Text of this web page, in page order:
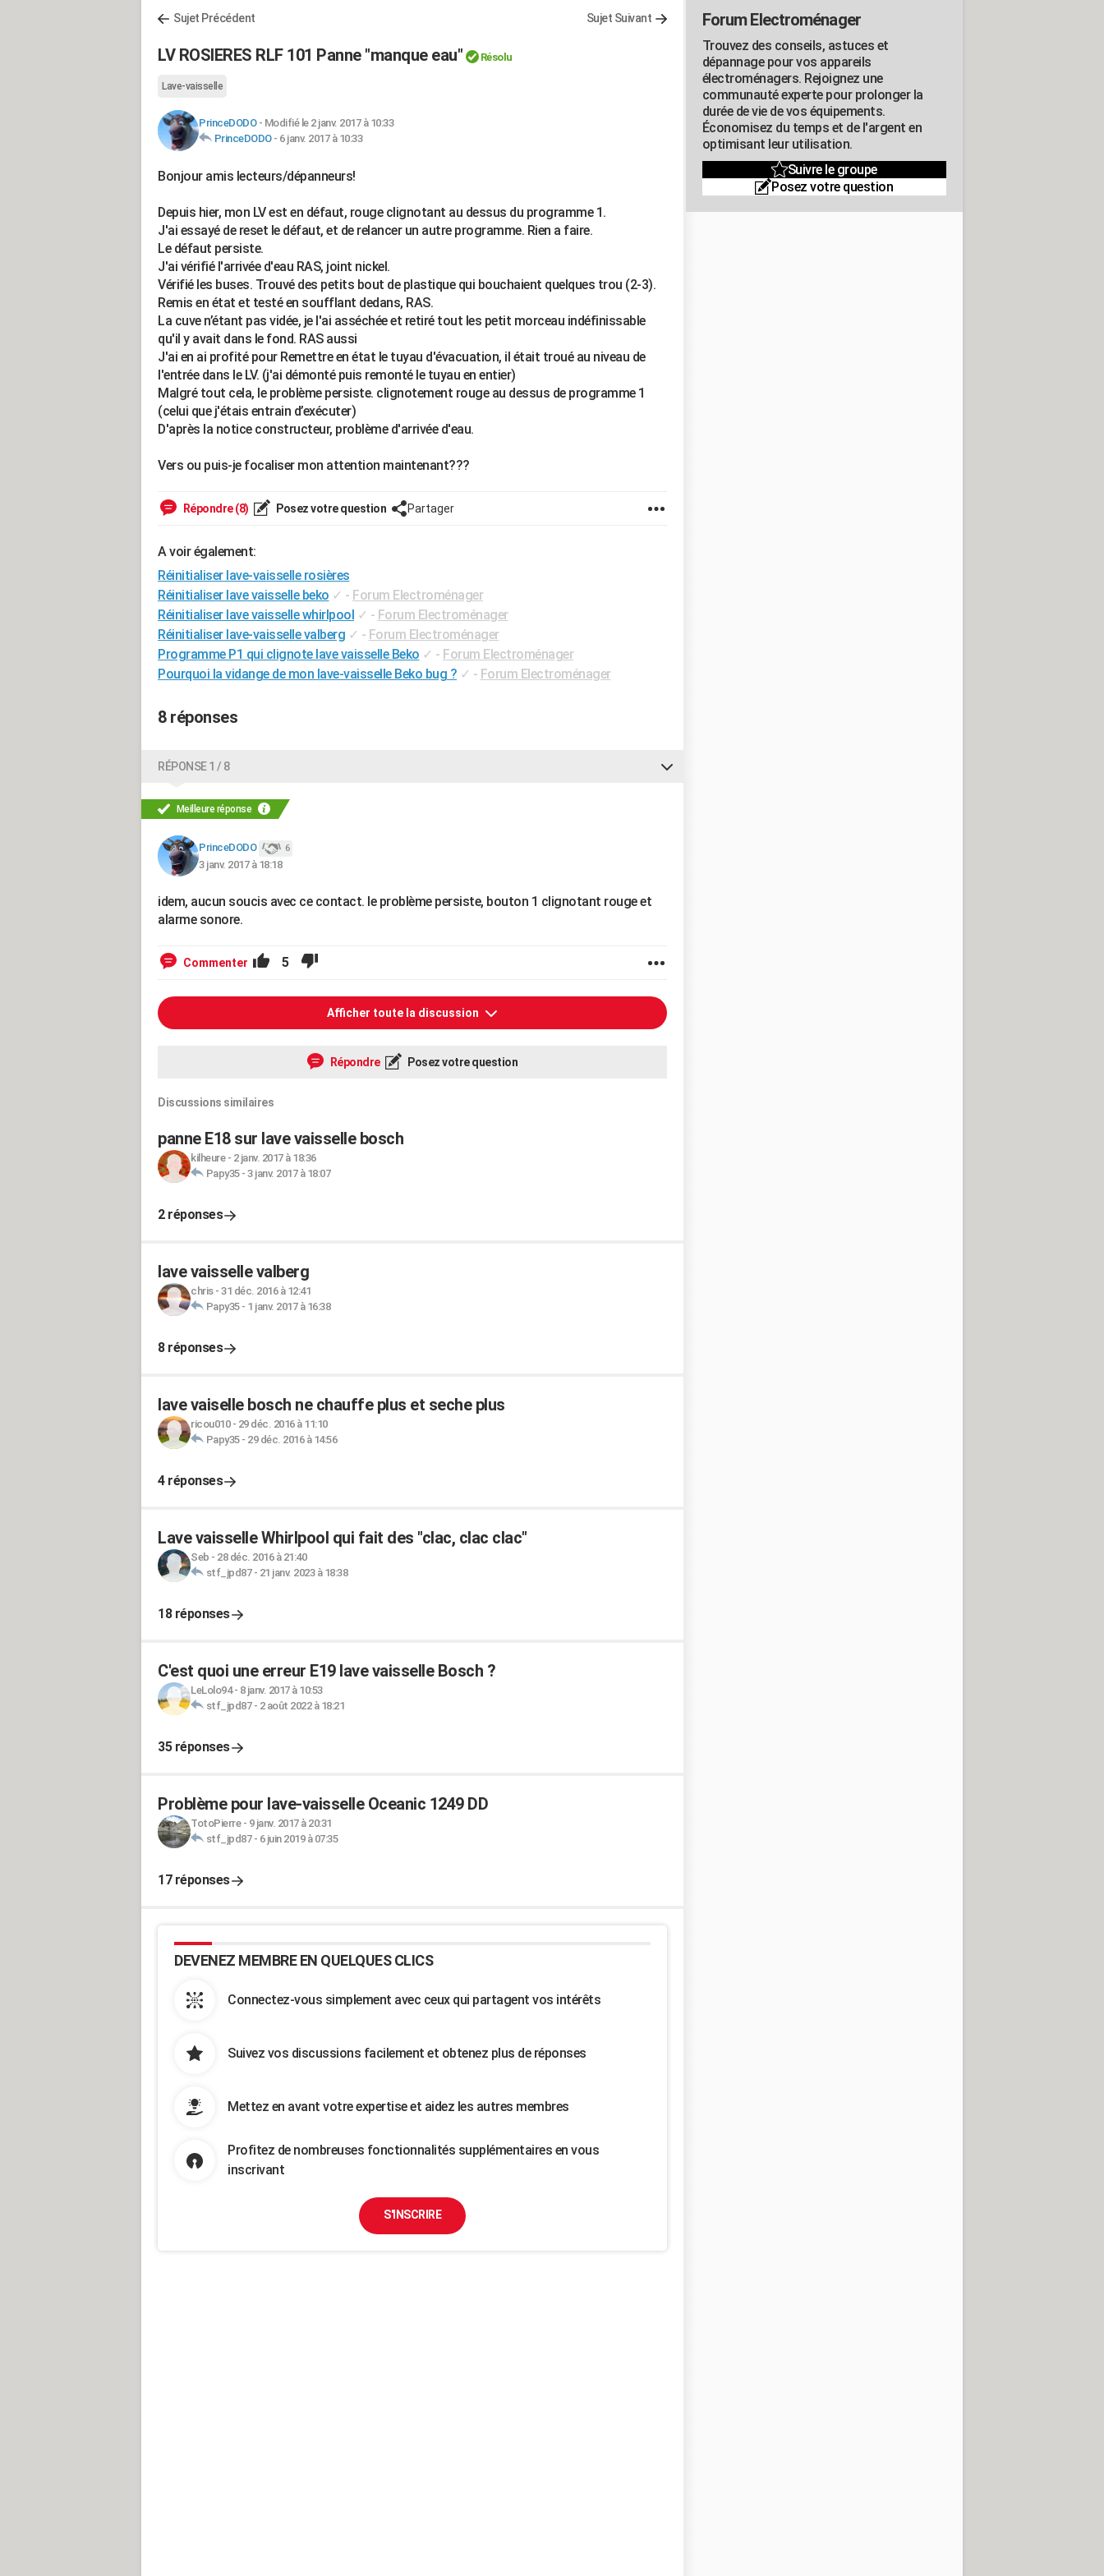
Sujet Précédent Sujet Suivant
LV ROSIERES RLF 101 Panne "manque eau" Résolu
Lave-vaisselle
PrinceDODO- Modifié le 2 janv. 2017 à 10:33
PrinceDODO- 6 janv. 2017 à 10:33
Bonjour amis lecteurs/dépanneurs!
Depuis hier, mon LV est en défaut, rouge clignotant au dessus du programme 1.
J'ai essayé de reset le défaut, et de relancer un autre programme. Rien a faire.
Le défaut persiste.
J'ai vérifié l'arrivée d'eau RAS, joint nickel.
Vérifié les buses. Trouvé des petits bout de plastique qui bouchaient quelques trou (2-3).
Remis en état et testé en soufflant dedans, RAS.
La cuve n’étant pas vidée, je l'ai asséchée et retiré tout les petit morceau indéfinissable
qu'il y avait dans le fond. RAS aussi
J'ai en ai profité pour Remettre en état le tuyau d'évacuation, il était troué au niveau de
l'entrée dans le LV. (j'ai démonté puis remonté le tuyau en entier)
Malgré tout cela, le problème persiste. clignotement rouge au dessus de programme 1
(celui que j'étais entrain d’exécuter)
D'après la notice constructeur, problème d'arrivée d'eau.
Vers ou puis-je focaliser mon attention maintenant???
Répondre (8) Posez votre question Partager
A voir également:
Réinitialiser lave-vaisselle rosières
Réinitialiser lave vaisselle beko ✓ - Forum Electroménager
Réinitialiser lave vaisselle whirlpool ✓ - Forum Electroménager
Réinitialiser lave-vaisselle valberg ✓ - Forum Electroménager
Programme P1 qui clignote lave vaisselle Beko ✓ - Forum Electroménager
Pourquoi la vidange de mon lave-vaisselle Beko bug ? ✓ - Forum Electroménager
8 réponses
RÉPONSE 1 / 8
Meilleure réponse
PrinceDODO 6
3 janv. 2017 à 18:18
idem, aucun soucis avec ce contact. le problème persiste, bouton 1 clignotant rouge et
alarme sonore.
Commenter 5
Afficher toute la discussion
Répondre Posez votre question
Discussions similaires
panne E18 sur lave vaisselle bosch
kilheure- 2 janv. 2017 à 18:36
Papy35- 3 janv. 2017 à 18:07
2 réponses
lave vaisselle valberg
chris- 31 déc. 2016 à 12:41
Papy35- 1 janv. 2017 à 16:38
8 réponses
lave vaiselle bosch ne chauffe plus et seche plus
ricou010- 29 déc. 2016 à 11:10
Papy35- 29 déc. 2016 à 14:56
4 réponses
Lave vaisselle Whirlpool qui fait des "clac, clac clac"
Seb - 28 déc. 2016 à 21:40
stf_jpd87- 21 janv. 2023 à 18:38
18 réponses
C'est quoi une erreur E19 lave vaisselle Bosch ?
LeLolo94- 8 janv. 2017 à 10:53
stf_jpd87- 2 août 2022 à 18:21
35 réponses
Problème pour lave-vaisselle Oceanic 1249 DD
TotoPierre- 9 janv. 2017 à 20:31
stf_jpd87- 6 juin 2019 à 07:35
17 réponses
DEVENEZ MEMBRE EN QUELQUES CLICS
Connectez-vous simplement avec ceux qui partagent vos intérêts
Suivez vos discussions facilement et obtenez plus de réponses
Mettez en avant votre expertise et aidez les autres membres
Profitez de nombreuses fonctionnalités supplémentaires en vous
inscrivant
S'INSCRIRE
Forum Electroménager
Trouvez des conseils, astuces et
dépannage pour vos appareils
électroménagers. Rejoignez une
communauté experte pour prolonger la
durée de vie de vos équipements.
Économisez du temps et de l'argent en
optimisant leur utilisation.
Suivre le groupe
Posez votre question